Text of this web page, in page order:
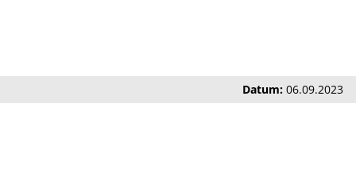
Datum: 06.09.2023